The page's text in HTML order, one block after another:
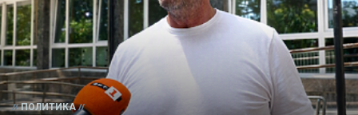
ПОЛИТИКА